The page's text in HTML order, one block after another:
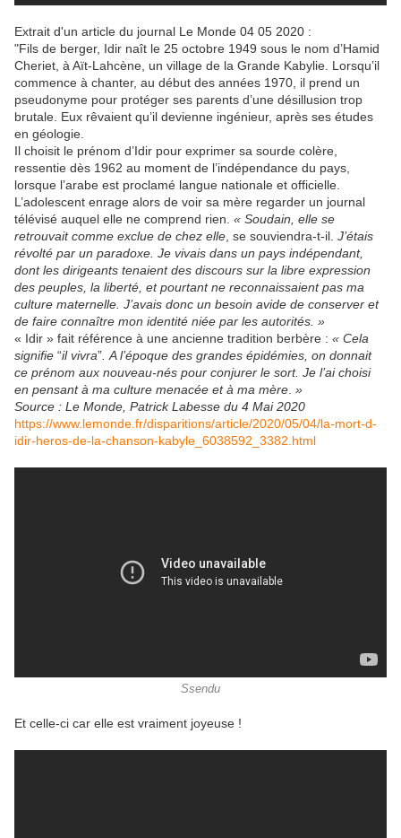
Extrait d'un article du journal Le Monde 04 05 2020 :
"Fils de berger, Idir naît le 25 octobre 1949 sous le nom d’Hamid
Cheriet, à Aït-Lahcène, un village de la Grande Kabylie. Lorsqu’il
commence à chanter, au début des années 1970, il prend un
pseudonyme pour protéger ses parents d’une désillusion trop
brutale. Eux rêvaient qu’il devienne ingénieur, après ses études
en géologie.
Il choisit le prénom d’Idir pour exprimer sa sourde colère,
ressentie dès 1962 au moment de l’indépendance du pays,
lorsque l’arabe est proclamé langue nationale et officielle.
L’adolescent enrage alors de voir sa mère regarder un journal
télévisé auquel elle ne comprend rien. « Soudain, elle se
retrouvait comme exclue de chez elle , se souviendra-t-il. J’étais
révolté par un paradoxe. Je vivais dans un pays indépendant,
dont les dirigeants tenaient des discours sur la libre expression
des peuples, la liberté, et pourtant ne reconnaissaient pas ma
culture maternelle. J’avais donc un besoin avide de conserver et
de faire connaître mon identité niée par les autorités. »
« Idir » fait référence à une ancienne tradition berbère : « Cela
signifie “il vivra” A l’époque des grandes épidémies, on donnait
ce prénom aux nouveau-nés pour conjurer le sort. Je l’ai choisi
en pensant à ma culture menacée et à ma mère »
Source : Le Monde, Patrick Labesse du 4 Mai 2020
https://www.lemonde.fr/disparitions/article/2020/05/04/la-mort-d-
idir-heros-de-la-chanson-kabyle_6038592_3382.html
Ssendu
Et celle-ci car elle est vraiment joyeuse !